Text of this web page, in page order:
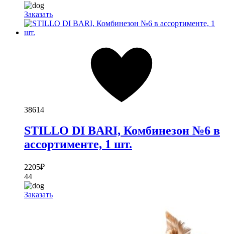
Заказать
38614
STILLO DI BARI, Комбинезон №6 в
ассортименте, 1 шт.
2205₽
44
Заказать